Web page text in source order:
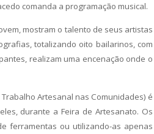
comanda a programação musical.
mostram o talento de seus artistas
totalizando oito bailarinos, com
realizam uma encenação onde o
Artesanal nas Comunidades) é
durante a Feira de Artesanato. Os
ferramentas ou utilizando-as apenas